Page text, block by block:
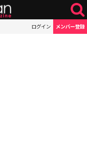
ログイン メンバー登録